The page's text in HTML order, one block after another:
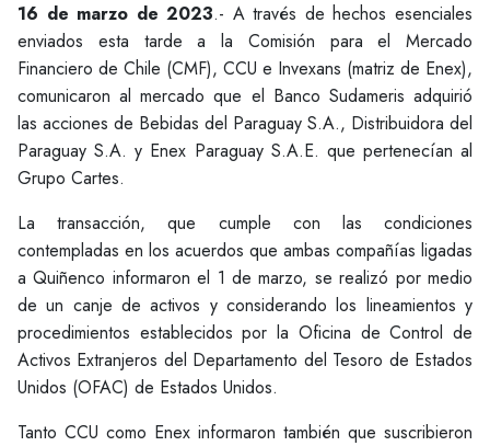
16 de marzo de 2023.- A través de hechos esenciales
enviados esta tarde a la Comisión para el Mercado
Financiero de Chile (CMF), CCU e Invexans (matriz de Enex),
comunicaron al mercado que el Banco Sudameris adquirió
las acciones de Bebidas del Paraguay S.A., Distribuidora del
Paraguay S.A. y Enex Paraguay S.A.E. que pertenecían al
Grupo Cartes.
La transacción, que cumple con las condiciones
contempladas en los acuerdos que ambas compañías ligadas
a Quiñenco informaron el 1 de marzo, se realizó por medio
de un canje de activos y considerando los lineamientos y
procedimientos establecidos por la Oficina de Control de
Activos Extranjeros del Departamento del Tesoro de Estados
Unidos (OFAC) de Estados Unidos.
Tanto CCU como Enex informaron también que suscribieron